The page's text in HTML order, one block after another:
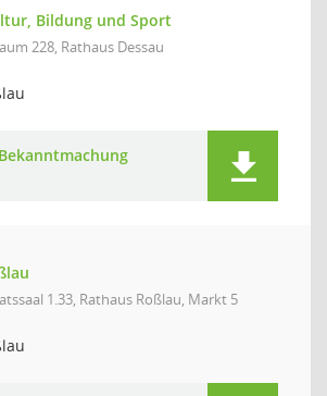
Bildung und Sport
228, Rathaus Dessau
1.33, Rathaus Roßlau, Markt 5